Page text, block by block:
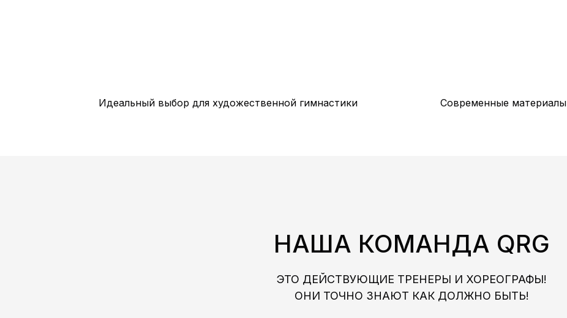
Идеальный выбор для художественной гимнастики Современные материалы
НАША КОМАНДА QRG
ЭТО ДЕЙСТВУЮЩИЕ ТРЕНЕРЫ И ХОРЕОГРАФЫ!
ОНИ ТОЧНО ЗНАЮТ КАК ДОЛЖНО БЫТЬ!